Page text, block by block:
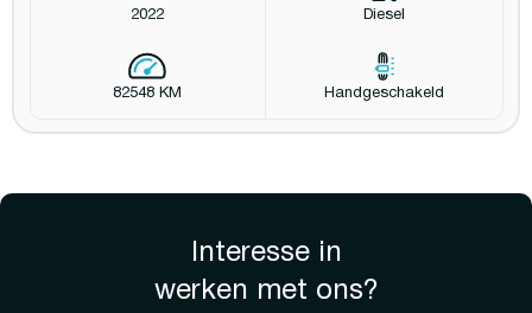
2022 Diesel
82548 KM Handgeschakeld
Interesse in
werken met ons?